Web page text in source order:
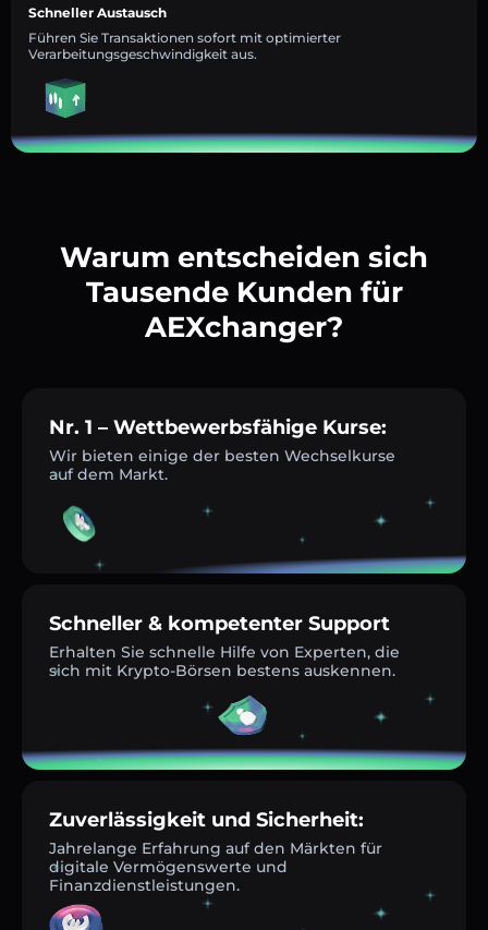
Schneller Austausch
Führen Sie Transaktionen sofort mit optimierter
Verarbeitungsgeschwindigkeit aus.
Warum entscheiden sich
Tausende Kunden für
AEXchanger?
Nr. 1 – Wettbewerbsfähige Kurse:
Wir bieten einige der besten Wechselkurse
auf dem Markt.
Schneller & kompetenter Support
Erhalten Sie schnelle Hilfe von Experten, die
sich mit Krypto-Börsen bestens auskennen.
Zuverlässigkeit und Sicherheit:
Jahrelange Erfahrung auf den Märkten für
digitale Vermögenswerte und
Finanzdienstleistungen.